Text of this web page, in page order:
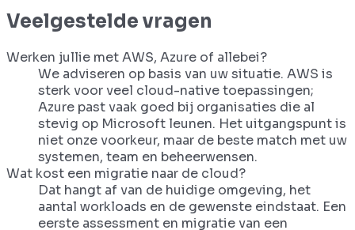
Veelgestelde vragen
Werken jullie met AWS, Azure of allebei?
We adviseren op basis van uw situatie. AWS is
sterk voor veel cloud-native toepassingen;
Azure past vaak goed bij organisaties die al
stevig op Microsoft leunen. Het uitgangspunt is
niet onze voorkeur, maar de beste match met uw
systemen, team en beheerwensen.
Wat kost een migratie naar de cloud?
Dat hangt af van de huidige omgeving, het
aantal workloads en de gewenste eindstaat. Een
eerste assessment en migratie van een